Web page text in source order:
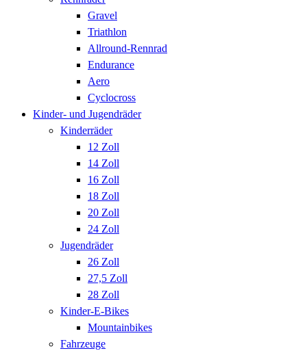
Gravel
Triathlon
Allround-Rennrad
Endurance
Aero
Cyclocross
Kinder- und Jugendräder
Kinderräder
12 Zoll
14 Zoll
16 Zoll
18 Zoll
20 Zoll
24 Zoll
Jugendräder
26 Zoll
27,5 Zoll
28 Zoll
Kinder-E-Bikes
Mountainbikes
Fahrzeuge